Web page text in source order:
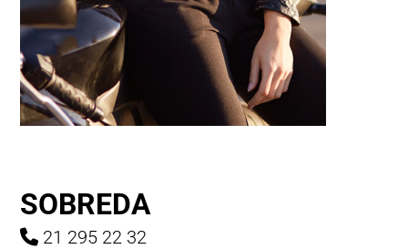
SOBREDA
21 295 22 32